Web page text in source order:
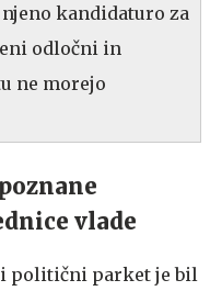
kandidaturo za
odločni in
ne morejo
vlade
politični parket je bil